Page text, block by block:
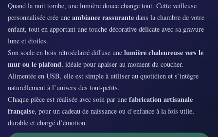
Quand la nuit tombe, une lumière douce change tout. Cette veilleuse
personnalisée crée une ambiance rassurante dans la chambre de votre
enfant, tout en apportant une touche décorative délicate avec sa gravure
lune et étoiles.
Son socle en bois rétroéclairé diffuse une lumière chaleureuse vers le
mur ou le plafond, idéale pour apaiser au moment du coucher.
Alimentée en USB, elle est simple à utiliser au quotidien et s’intègre
naturellement à l’univers des tout-petits.
Chaque pièce est réalisée avec soin par une fabrication artisanale
française, pour un cadeau de naissance ou d’enfance à la fois utile,
durable et chargé d’émotion.